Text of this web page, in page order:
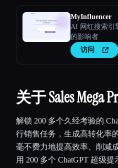
MyInfluencer
AI 网红搜索引
的影响者
访问
关于 Sales Mega
解锁 200 多个久经考验的
行销售任务，生成高转化率
毫不费力地提高效率、削减
用 200 多个 ChatGPT 超级